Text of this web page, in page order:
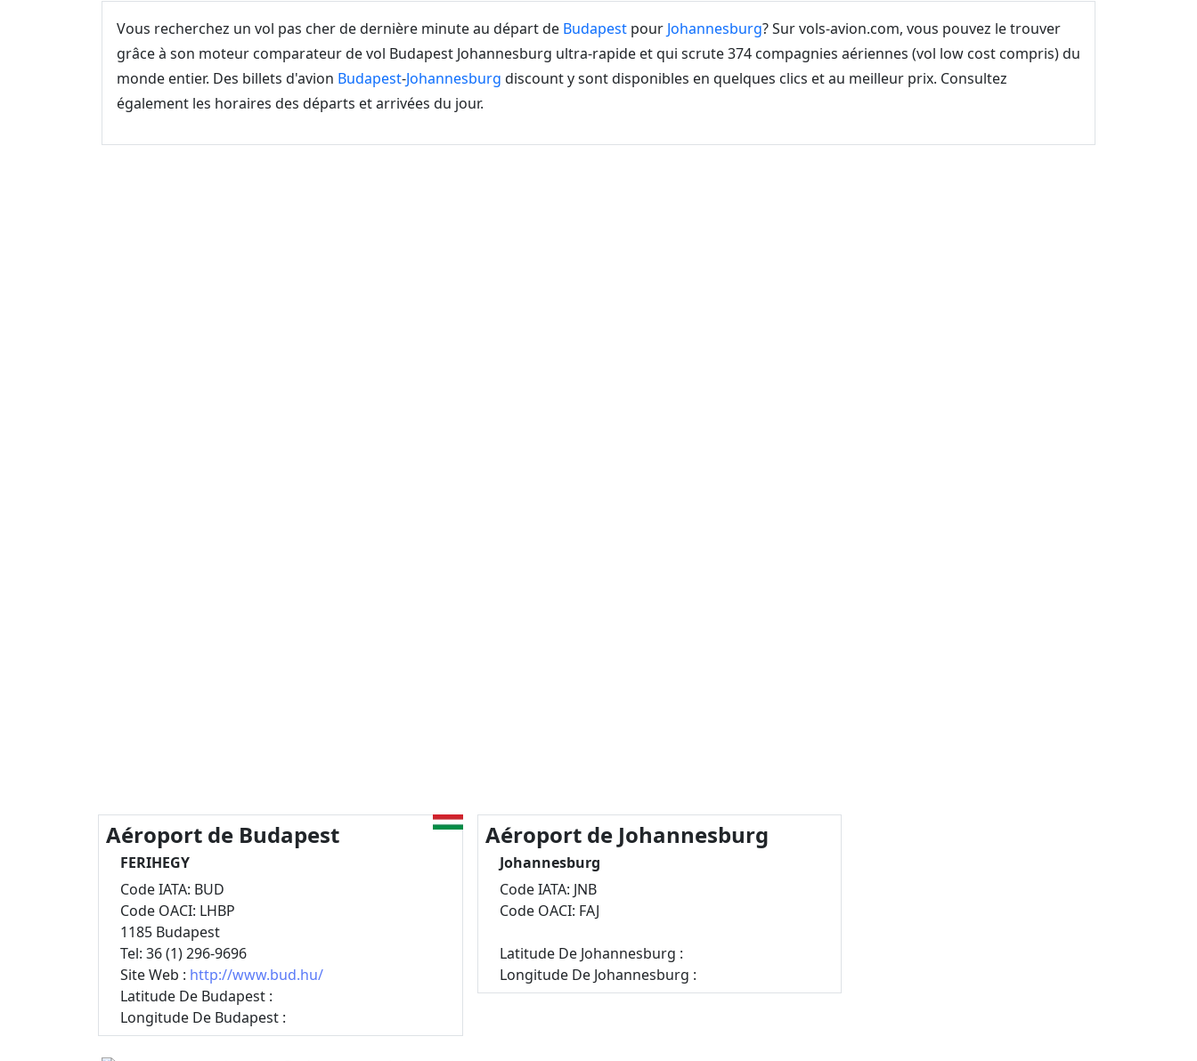
Vous recherchez un vol pas cher de dernière minute au départ de Budapest pour Johannesburg? Sur vols-avion.com, vous pouvez le trouver
grâce à son moteur comparateur de vol Budapest Johannesburg ultra-rapide et qui scrute 374 compagnies aériennes (vol low cost compris) du
monde entier. Des billets d'avion Budapest-Johannesburg discount y sont disponibles en quelques clics et au meilleur prix. Consultez
également les horaires des départs et arrivées du jour.
Aéroport de Budapest
FERIHEGY
Code IATA: BUD
Code OACI: LHBP
1185 Budapest
Tel: 36 (1) 296-9696
Site Web : http://www.bud.hu/
Latitude De Budapest :
Longitude De Budapest :
Aéroport de Johannesburg
Johannesburg
Code IATA: JNB
Code OACI: FAJ
Latitude De Johannesburg :
Longitude De Johannesburg :